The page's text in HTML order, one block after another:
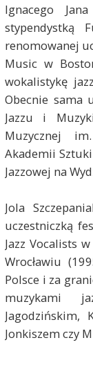
Ignacego
stypendystką
renomowanej
Music w
wokalistykę
Obecnie sama
Jazzu i
Muzycznej
Akademii
Jazzowej na
Jola
uczestniczką
Jazz Vocalists
Wrocławiu
Polsce i za
muzykami
Jagodzińskim,
Jonkiszem czy